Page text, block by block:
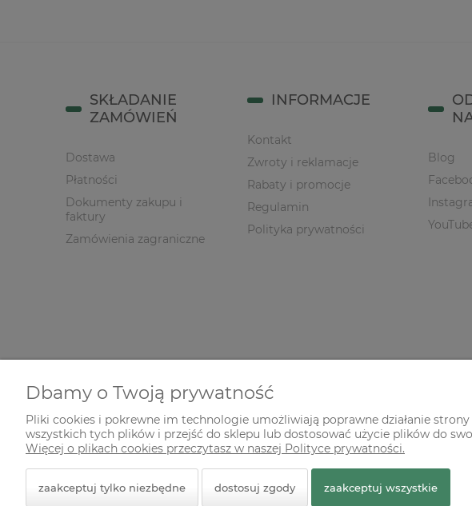
SKŁADANIE
ZAMÓWIEŃ
Dostawa
Płatności
Dokumenty zakupu i
faktury
Zamówienia zagraniczne
INFORMACJE
Kontakt
Zwroty i reklamacje
Rabaty i promocje
Regulamin
Polityka prywatności
Blog
© 2026 zielonekoty.pl. Wszelkie prawa zastrzeżone.
Dbamy o Twoją prywatność
Pliki cookies i pokrewne im technologie umożliwiają poprawne działanie
wszystkich tych plików i przejść do sklepu lub dostosować użycie plików do
Więcej o plikach cookies przeczytasz w naszej Polityce prywatności.
zaakceptuj tylko niezbędne dostosuj zgody zaakceptuj wszystkie